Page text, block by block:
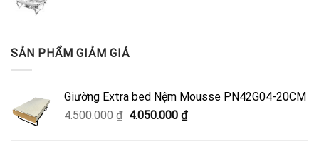
SẢN PHẨM GIẢM GIÁ
Giường Extra bed Nệm Mousse PN42G04-20CM
4.500.000₫ Giá
4.050.000 ₫Giá